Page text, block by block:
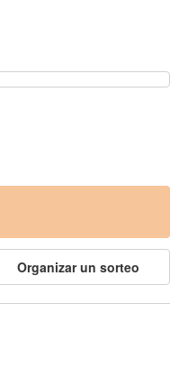
Organizar un sorteo